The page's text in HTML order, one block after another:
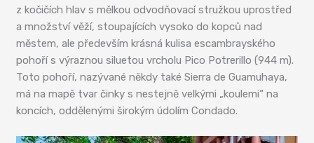
z kočičích hlav s mělkou odvodňovací stružkou uprostřed
a množství věží, stoupajících vysoko do kopců nad
městem, ale především krásná kulisa escambrayského
pohoří s výraznou siluetou vrcholu Pico Potrerillo (944 m).
Toto pohoří, nazývané někdy také Sierra de Guamuhaya,
má na mapě tvar činky s nestejně velkými „koulemi“ na
koncích, oddělenými širokým údolím Condado.